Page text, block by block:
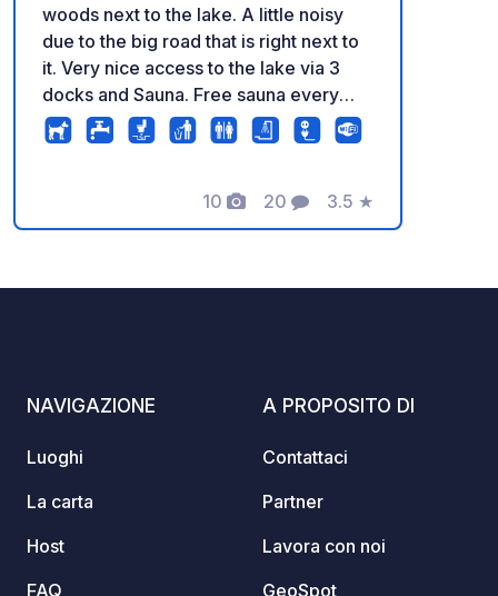
woods next to the lake. A little noisy
due to the big road that is right next to
it. Very nice access to the lake via 3
docks and Sauna. Free sauna every
day from 17.00 to 19.00.
10
Foto
20
Commenti
3.5
Valutazione
★
NAVIGAZIONE
Luoghi
La carta
Host
FAQ
A PROPOSITO DI
Contattaci
Partner
Lavora con noi
GeoSpot